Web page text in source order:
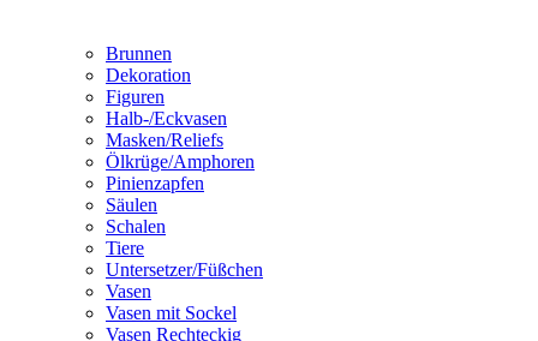
Brunnen
Dekoration
Figuren
Halb-/Eckvasen
Masken/Reliefs
Ölkrüge/Amphoren
Pinienzapfen
Säulen
Schalen
Tiere
Untersetzer/Füßchen
Vasen
Vasen mit Sockel
Vasen Rechteckig